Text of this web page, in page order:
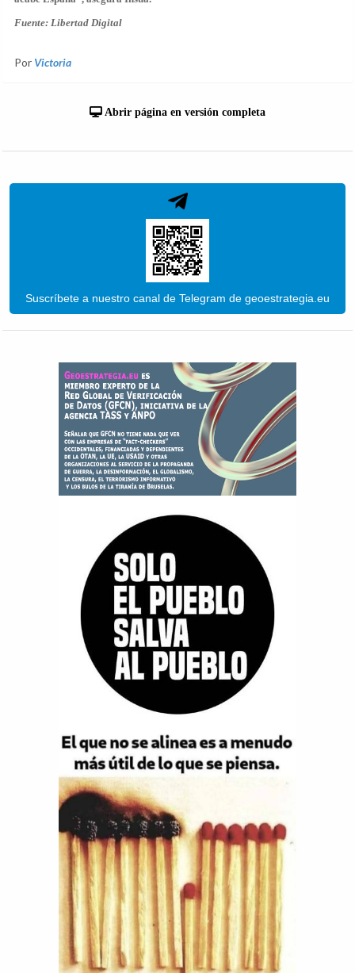
Fuente: Libertad Digital
Por Victoria
Abrir página en versión completa
Suscríbete a nuestro canal de Telegram de geoestrategia.eu